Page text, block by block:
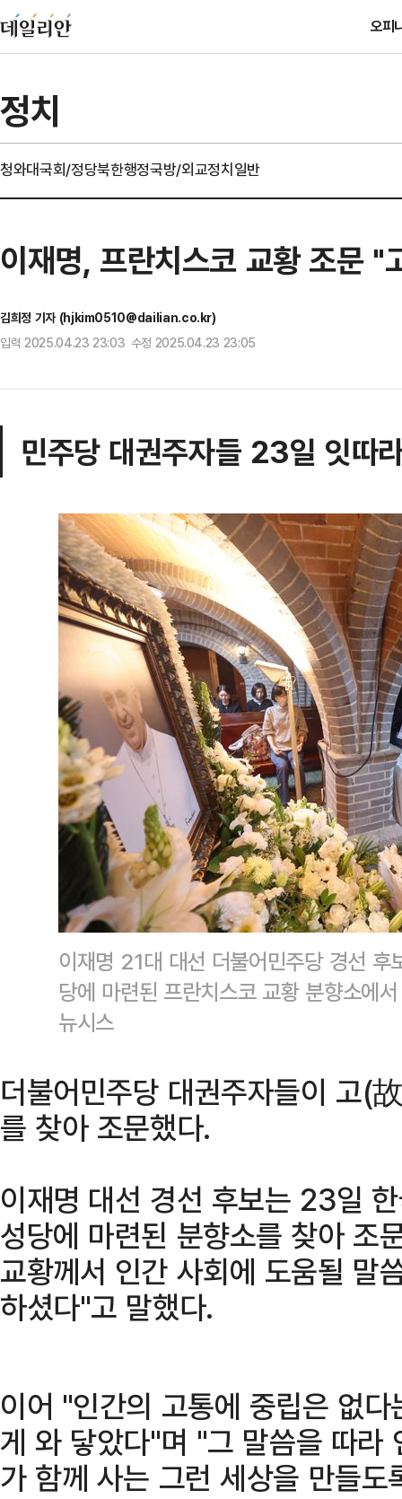
오피
정치
청와대국회/정당북한행정국방/외교정치일반
이재명, 프란치스코 교황 조문
김희정 기자 (hjkim0510@dailian.co.kr)
입력 2025.04.23 23:03 수정 2025.04.23 23:05
민주당 대권주자들 23일 잇따
이재명 21대 대선 더불어민주당 경선
당에 마련된 프란치스코 교황 분향소에
뉴시스
더불어민주당 대권주자들이 고(
를 찾아 조문했다.
이재명 대선 경선 후보는 23일
성당에 마련된 분향소를 찾아 조
교황께서 인간 사회에 도움될 말
하셨다"고 말했다.
이어 "인간의 고통에 중립은 없
게 와 닿았다"며 "그 말씀을 따라
가 함께 사는 그런 세상을 만들